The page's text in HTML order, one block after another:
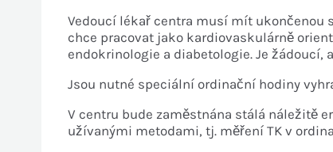
Vedoucí lékař centra musí mít ukončenou
chce pracovat jako kardiovaskulárně
endokrinologie a diabetologie. Je
Jsou nutné speciální ordinační hodiny
V centru bude zaměstnána stálá náležitě
užívanými metodami, tj. měření TK v